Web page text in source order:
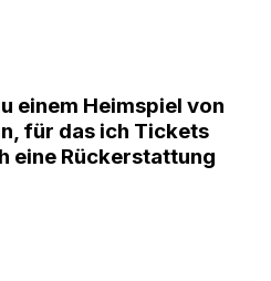
einem Heimspiel von
für das ich Tickets
eine Rückerstattung